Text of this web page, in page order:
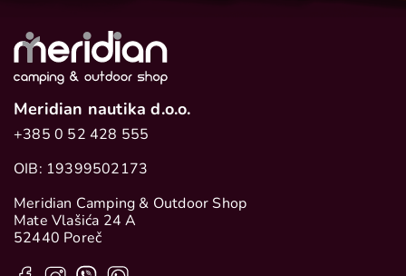
Meridian nautika d.o.o.
+385 0 52 428 555
OIB: 19399502173
Meridian Camping & Outdoor Shop
Mate Vlašića 24 A
52440 Poreč